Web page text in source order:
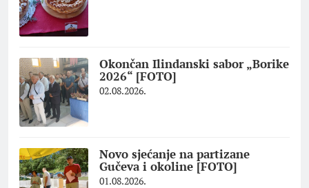
Okončan Ilindanski sabor „Borike
2026“ [FOTO]
02.08.2026.
Novo sjećanje na partizane
Gučeva i okoline [FOTO]
01.08.2026.